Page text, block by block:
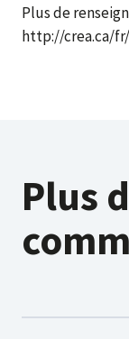
Plus de
http://crea.ca/
Plus